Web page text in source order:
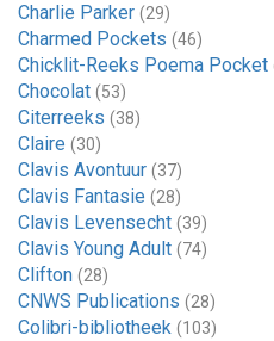
Charlie Parker (29)
Charmed Pockets (46)
Chicklit-Reeks Poema Pocket
Chocolat (53)
Citerreeks (38)
Claire (30)
Clavis Avontuur (37)
Clavis Fantasie (28)
Clavis Levensecht (39)
Clavis Young Adult (74)
Clifton (28)
CNWS Publications (28)
Colibri-bibliotheek (103)